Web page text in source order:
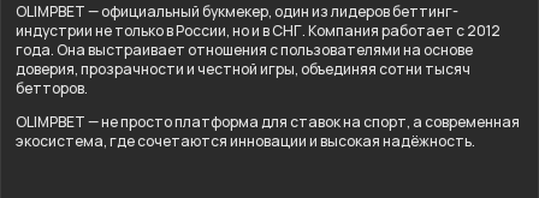
OLIMPBET — официальный букмекер, один из лидеров беттинг-
индустрии не только в России, но и в СНГ. Компания работает с 2012
года. Она выстраивает отношения с пользователями на основе
доверия, прозрачности и честной игры, объединяя сотни тысяч
бетторов.
OLIMPBET — не просто платформа для ставок на спорт, а современная
экосистема, где сочетаются инновации и высокая надёжность.